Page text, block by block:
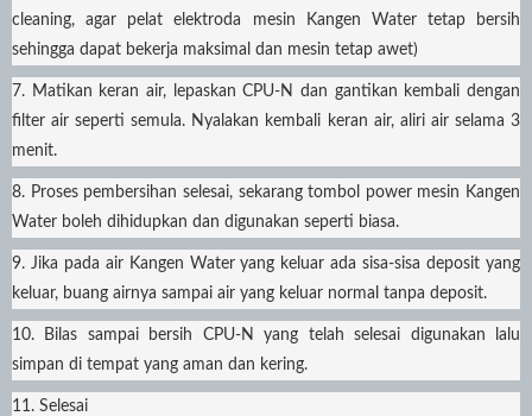
cleaning, agar pelat elektroda mesin Kangen Water tetap bersih
sehingga dapat bekerja maksimal dan mesin tetap awet)
7. Matikan keran air, lepaskan CPU-N dan gantikan kembali dengan
filter air seperti semula. Nyalakan kembali keran air, aliri air selama 3
menit.
8. Proses pembersihan selesai, sekarang tombol power mesin Kangen
Water boleh dihidupkan dan digunakan seperti biasa.
9. Jika pada air Kangen Water yang keluar ada sisa-sisa deposit yang
keluar, buang airnya sampai air yang keluar normal tanpa deposit.
10. Bilas sampai bersih CPU-N yang telah selesai digunakan lalu
simpan di tempat yang aman dan kering.
11. Selesai